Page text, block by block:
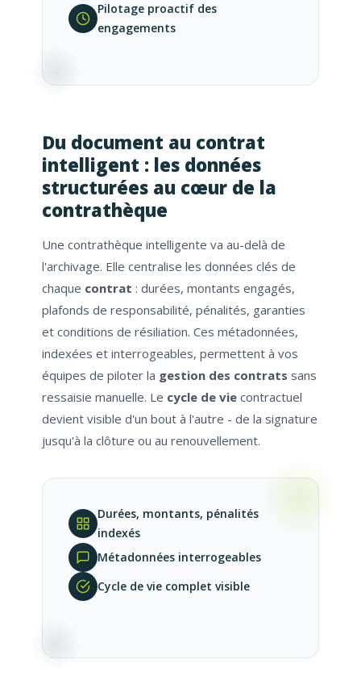
Pilotage proactif des
engagements
Du document au contrat
intelligent : les données
structurées au cœur de la
contrathèque
Une contrathèque intelligente va au-delà de
l'archivage. Elle centralise les données clés de
chaque contrat : durées, montants engagés,
plafonds de responsabilité, pénalités, garanties
et conditions de résiliation. Ces métadonnées,
indexées et interrogeables, permettent à vos
équipes de piloter la gestion des contrats sans
ressaisie manuelle. Le cycle de vie contractuel
devient visible d'un bout à l'autre - de la signature
jusqu'à la clôture ou au renouvellement.
Durées, montants, pénalités
indexés
Métadonnées interrogeables
Cycle de vie complet visible